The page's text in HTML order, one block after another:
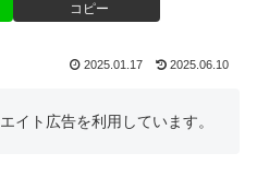
コピー
2025.01.17 2025.06.10
イト広告を利用しています。